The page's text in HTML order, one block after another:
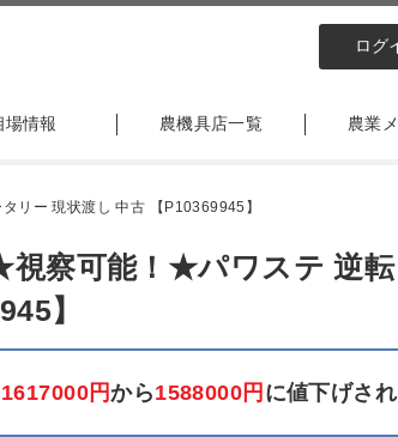
ログ
場情報 農機具店一覧 農業
リー 現状渡し 中古 【P10369945】
察可能！★パワステ 逆転
】
1617000円から1588000円 に値下げされ